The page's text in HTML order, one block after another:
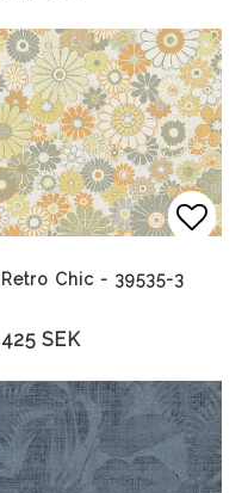
Retro Chic - 39535-3
425 SEK